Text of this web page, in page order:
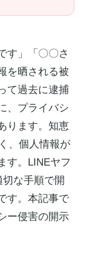
す」「〇〇さ
を晒される被
て過去に逮捕
、プライバシ
ります。知恵
、個人情報が
す。LINEヤフ
な手順で開
す。本記事で
ー侵害の開示